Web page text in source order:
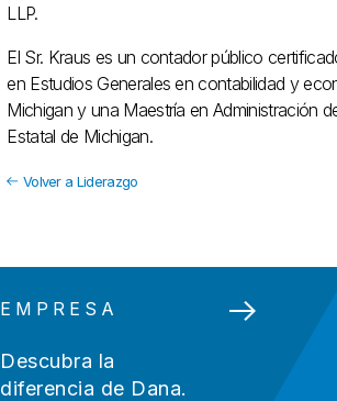
LLP.
El Sr. Kraus es un contador público
en Estudios Generales en contabilidad y
Michigan y una Maestría en Administración
Estatal de Michigan.
Volver a Liderazgo
EMPRESA
Descubra la
diferencia de Dana.